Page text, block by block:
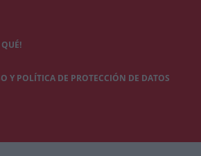
Y POLÍTICA DE PROTECCIÓN DE DATOS